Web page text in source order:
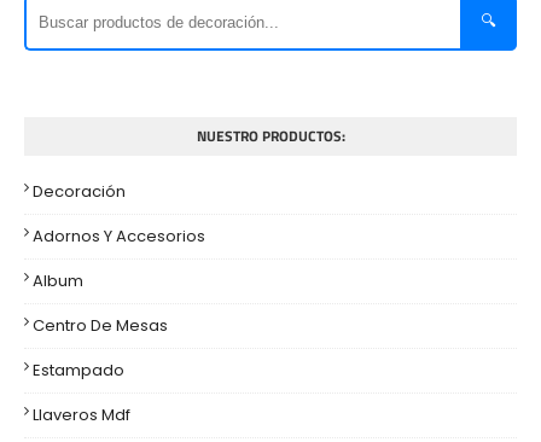
🔍
NUESTRO PRODUCTOS:
Decoración
Adornos Y Accesorios
Album
Centro De Mesas
Estampado
Llaveros Mdf